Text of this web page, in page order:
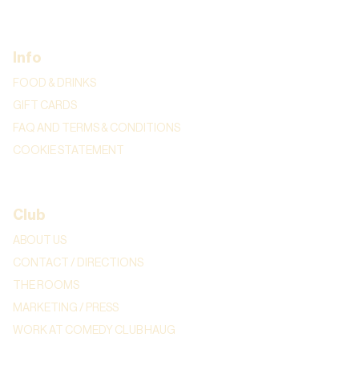
Info
FOOD & DRINKS
GIFT CARDS
FAQ AND TERMS & CONDITIONS
COOKIE STATEMENT
Club
ABOUT US
CONTACT / DIRECTIONS
THE ROOMS
MARKETING / PRESS
WORK AT COMEDY CLUB HAUG